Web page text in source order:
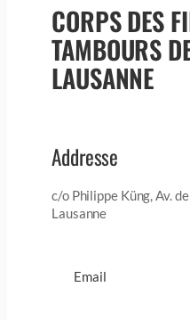
CORPS DES
TAMBOURS
LAUSANNE
Addresse
c/o Philippe Küng, Av.
Lausanne
Email